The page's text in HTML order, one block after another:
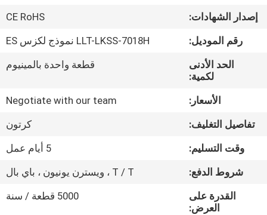
معلومات
جولة
المعمل
مراقبة
الجودة
إصدار الشهادات:
CE RoHS
رقم الموديل:
LLT-LKSS-7018H نموذج لكزس ES
الحد الأدنى
لكمية:
قطعة واحدة بالمينيوم
الأسعار:
Negotiate with our team
تفاصيل التغليف:
كرتون
وقت التسليم:
5 أيام عمل
شروط الدفع:
T / T ، ويسترن يونيون ، باي بال
القدرة على
العرض:
5000 قطعة / سنة